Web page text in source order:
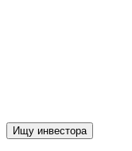
Ищу инвестора